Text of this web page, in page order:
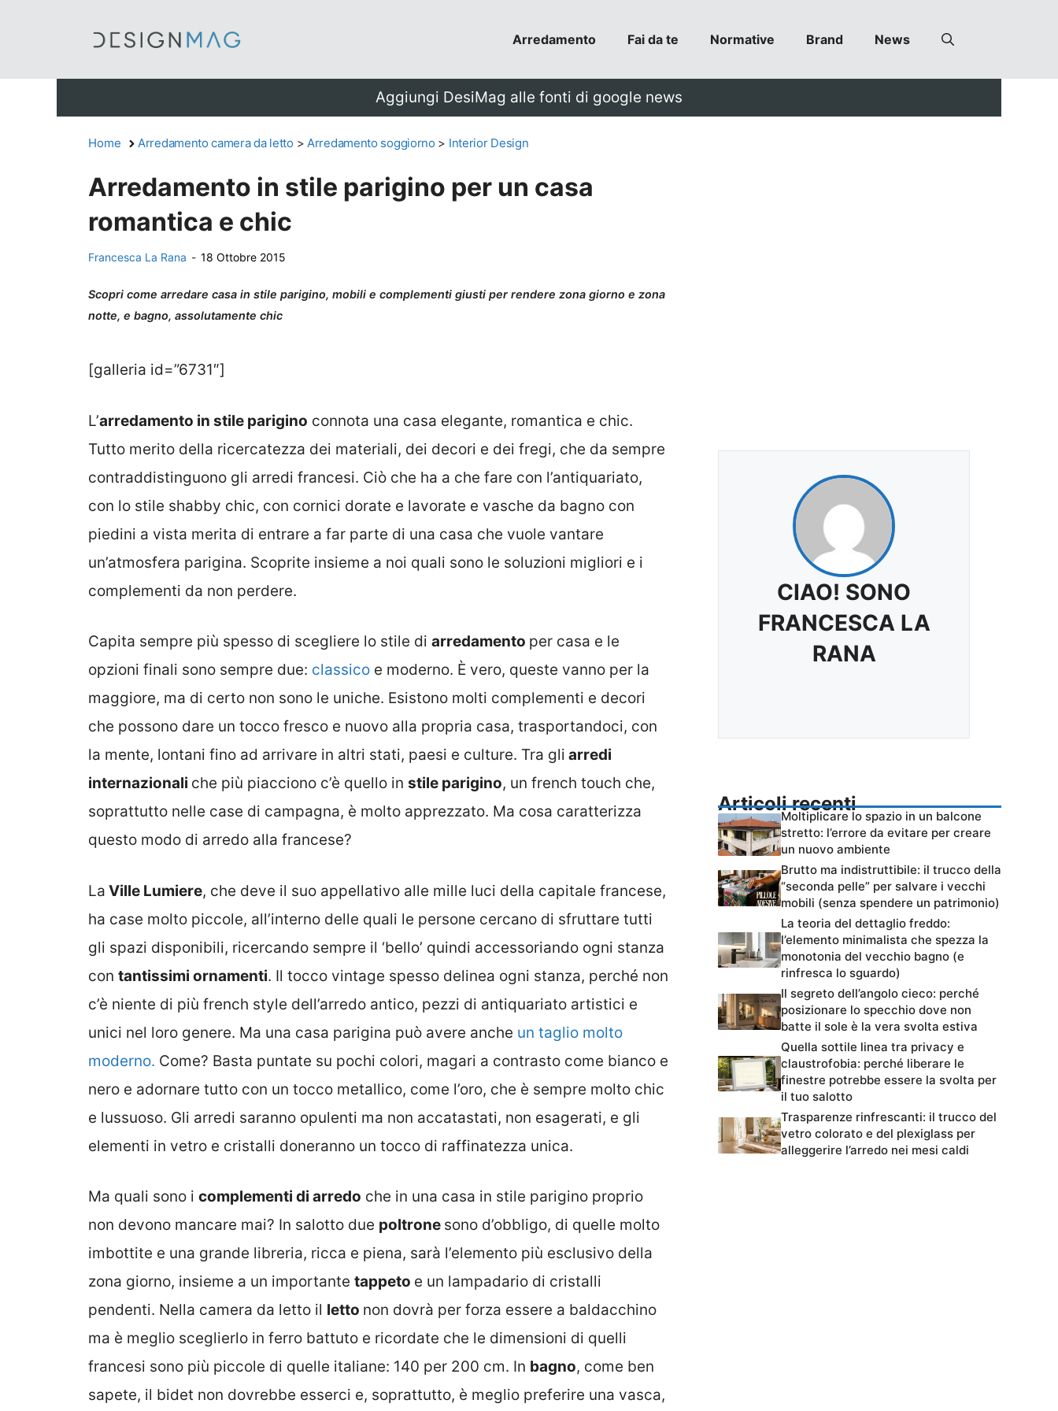
Arredamento Fai da te Normative Brand News
Aggiungi DesiMag alle fonti di google news
Home Arredamento camera da letto >Arredamento soggiorno > Interior Design
Arredamento in stile parigino per un casa
romantica e chic
Francesca La Rana - 18 Ottobre 2015
Scopri come arredare casa in stile parigino, mobili e complementi giusti per rendere zona giorno e zona
notte, e bagno, assolutamente chic
[galleria id=”6731″]
L’arredamento in stile parigino connota una casa elegante, romantica e chic.
Tutto merito della ricercatezza dei materiali, dei decori e dei fregi, che da sempre
contraddistinguono gli arredi francesi. Ciò che ha a che fare con l’antiquariato,
con lo stile shabby chic, con cornici dorate e lavorate e vasche da bagno con
piedini a vista merita di entrare a far parte di una casa che vuole vantare
un’atmosfera parigina. Scoprite insieme a noi quali sono le soluzioni migliori e i
complementi da non perdere.
Capita sempre più spesso di scegliere lo stile di arredamento per casa e le
opzioni finali sono sempre due: classico e moderno. È vero, queste vanno per la
maggiore, ma di certo non sono le uniche. Esistono molti complementi e decori
che possono dare un tocco fresco e nuovo alla propria casa, trasportandoci, con
la mente, lontani fino ad arrivare in altri stati, paesi e culture. Tra gli arredi
internazionali che più piacciono c’è quello in stile parigino, un french touch che,
soprattutto nelle case di campagna, è molto apprezzato. Ma cosa caratterizza
questo modo di arredo alla francese?
La Ville Lumiere, che deve il suo appellativo alle mille luci della capitale francese,
ha case molto piccole, all’interno delle quali le persone cercano di sfruttare tutti
gli spazi disponibili, ricercando sempre il ‘bello’ quindi accessoriando ogni stanza
con tantissimi ornamenti. Il tocco vintage spesso delinea ogni stanza, perché non
c’è niente di più french style dell’arredo antico, pezzi di antiquariato artistici e
unici nel loro genere. Ma una casa parigina può avere anche un taglio molto
moderno. Come? Basta puntate su pochi colori, magari a contrasto come bianco e
nero e adornare tutto con un tocco metallico, come l’oro, che è sempre molto chic
e lussuoso. Gli arredi saranno opulenti ma non accatastati, non esagerati, e gli
elementi in vetro e cristalli doneranno un tocco di raffinatezza unica.
Ma quali sono i complementi di arredo che in una casa in stile parigino proprio
non devono mancare mai? In salotto due poltrone sono d’obbligo, di quelle molto
imbottite e una grande libreria, ricca e piena, sarà l’elemento più esclusivo della
zona giorno, insieme a un importante tappeto e un lampadario di cristalli
pendenti. Nella camera da letto il letto non dovrà per forza essere a baldacchino
ma è meglio sceglierlo in ferro battuto e ricordate che le dimensioni di quelli
francesi sono più piccole di quelle italiane: 140 per 200 cm. In bagno, come ben
sapete, il bidet non dovrebbe esserci e, soprattutto, è meglio preferire una vasca,
CIAO! SONO
FRANCESCA LA
RANA
Articoli recenti
Moltiplicare lo spazio in un balcone
stretto: l’errore da evitare per creare
un nuovo ambiente
Brutto ma indistruttibile: il trucco della
“seconda pelle” per salvare i vecchi
mobili (senza spendere un patrimonio)
La teoria del dettaglio freddo:
l’elemento minimalista che spezza la
monotonia del vecchio bagno (e
rinfresca lo sguardo)
Il segreto dell’angolo cieco: perché
posizionare lo specchio dove non
batte il sole è la vera svolta estiva
Quella sottile linea tra privacy e
claustrofobia: perché liberare le
finestre potrebbe essere la svolta per
il tuo salotto
Trasparenze rinfrescanti: il trucco del
vetro colorato e del plexiglass per
alleggerire l’arredo nei mesi caldi